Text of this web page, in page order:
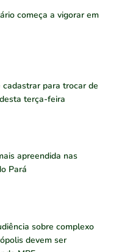
começa a vigorar em
para trocar de
terça-feira
apreendida nas
Pará
sobre complexo
devem ser